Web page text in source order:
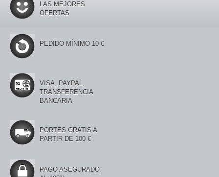
LAS MEJORES
OFERTAS
PEDIDO MÍNIMO 10 €
VISA, PAYPAL,
TRANSFERENCIA
BANCARIA
PORTES GRATIS A
PARTIR DE 100 €
PAGO ASEGURADO